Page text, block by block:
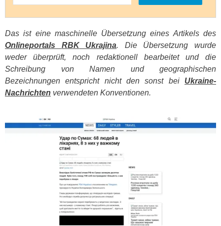
Das ist eine maschinelle Übersetzung eines Artikels des
Onlineportals RBKUkrajina. Die Übersetzung wurde
weder überprüft, noch redaktionell bearbeitet und die
Schreibung von Namen und geographischen
Bezeichnungen entspricht nicht den sonst bei Ukraine-
Nachrichten verwendeten Konventionen.